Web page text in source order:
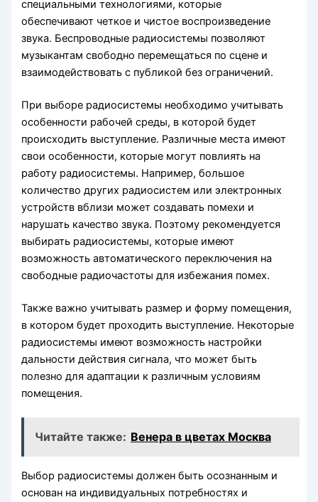
специальными технологиями, которые
обеспечивают четкое и чистое воспроизведение
звука. Беспроводные радиосистемы позволяют
музыкантам свободно перемещаться по сцене и
взаимодействовать с публикой без ограничений.
При выборе радиосистемы необходимо учитывать
особенности рабочей среды, в которой будет
происходить выступление. Различные места имеют
свои особенности, которые могут повлиять на
работу радиосистемы. Например, большое
количество других радиосистем или электронных
устройств вблизи может создавать помехи и
нарушать качество звука. Поэтому рекомендуется
выбирать радиосистемы, которые имеют
возможность автоматического переключения на
свободные радиочастоты для избежания помех.
Также важно учитывать размер и форму помещения,
в котором будет проходить выступление. Некоторые
радиосистемы имеют возможность настройки
дальности действия сигнала, что может быть
полезно для адаптации к различным условиям
помещения.
Читайте также: Венера в цветах Москва
Выбор радиосистемы должен быть осознанным и
основан на индивидуальных потребностях и